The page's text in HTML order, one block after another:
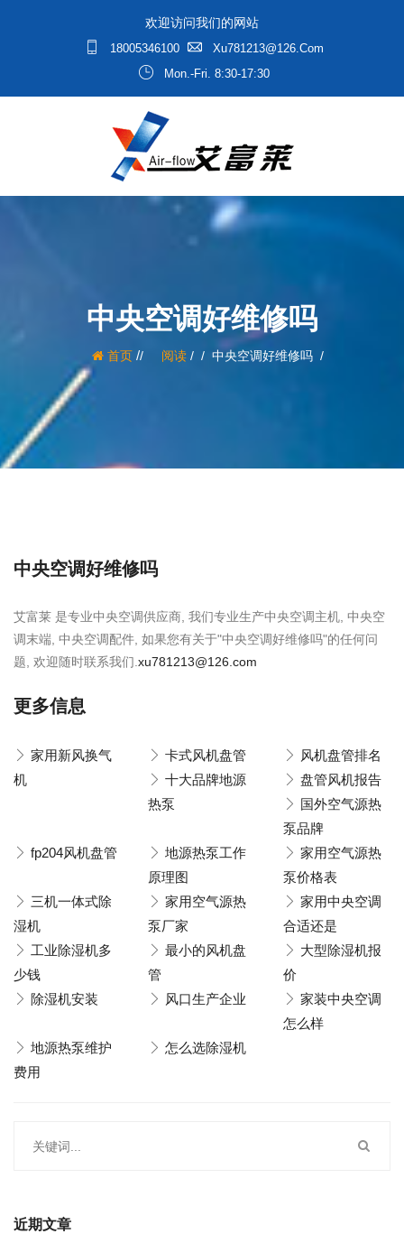
欢迎访问我们的网站
18005346100
Xu781213@126.com
Mon.-Fri. 8:30-17:30
中央空调好维修吗
首页/ 阅读/ 中央空调好维修吗
中央空调好维修吗
艾富莱 是专业中央空调供应商, 我们专业生产中央空调主机, 中央空
调末端, 中央空调配件, 如果您有关于"中央空调好维修吗"的任何问
题, 欢迎随时联系我们. xu781213@126.com
更多信息
家用新风换气
机
卡式风机盘管
风机盘管排名
十大品牌地源
热泵
盘管风机报告
国外空气源热
泵品牌
fp204风机盘管
地源热泵工作
原理图
家用空气源热
泵价格表
三机一体式除
湿机
家用空气源热
泵厂家
家用中央空调
合适还是
工业除湿机多
少钱
最小的风机盘
管
大型除湿机报
价
除湿机安装
风口生产企业
家装中央空调
怎么样
地源热泵维护
费用
怎么选除湿机
近期文章